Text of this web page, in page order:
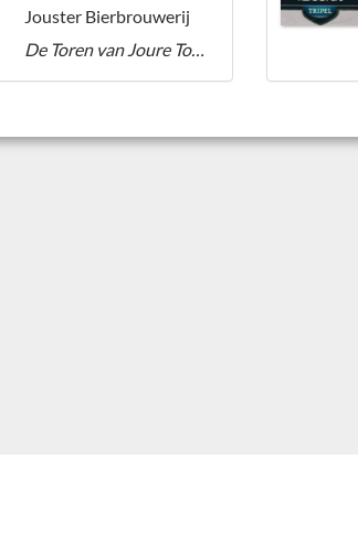
Jouster Bierbrouwerij
De Toren van Joure Tower Tripel